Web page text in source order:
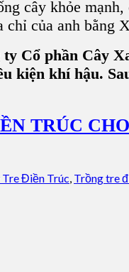
cây khỏe
của anh bằng
Cổ phần Cây
kiện khí hậu.
TRÚC
Tre Điền Trúc, Trồng tre